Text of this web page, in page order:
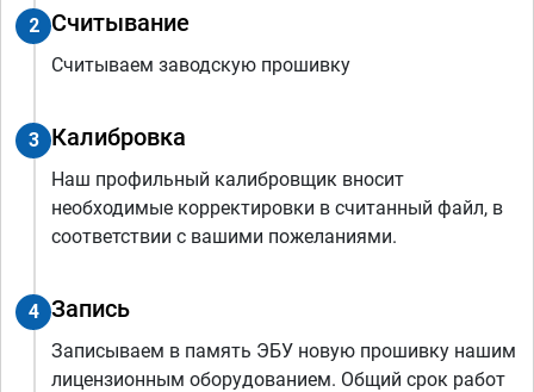
2 Считывание
Считываем заводскую прошивку
3 Калибровка
Наш профильный калибровщик вносит
необходимые корректировки в считанный файл, в
соответствии с вашими пожеланиями.
4 Запись
Записываем в память ЭБУ новую прошивку нашим
лицензионным оборудованием. Общий срок работ